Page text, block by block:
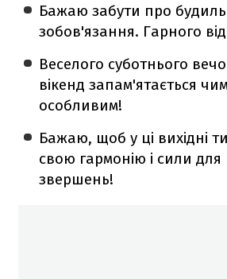
Бажаю забути про
зобов'язання. Гарного
Веселого суботнього
вікенд запам'ятається
особливим!
Бажаю, щоб у ці вихідні
свою гармонію і сили
звершень!